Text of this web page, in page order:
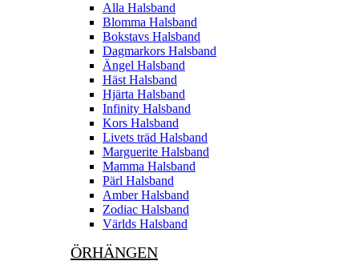
Alla Halsband
Blomma Halsband
Bokstavs Halsband
Dagmarkors Halsband
Ängel Halsband
Häst Halsband
Hjärta Halsband
Infinity Halsband
Kors Halsband
Livets träd Halsband
Marguerite Halsband
Mamma Halsband
Pärl Halsband
Amber Halsband
Zodiac Halsband
Världs Halsband
ÖRHÄNGEN